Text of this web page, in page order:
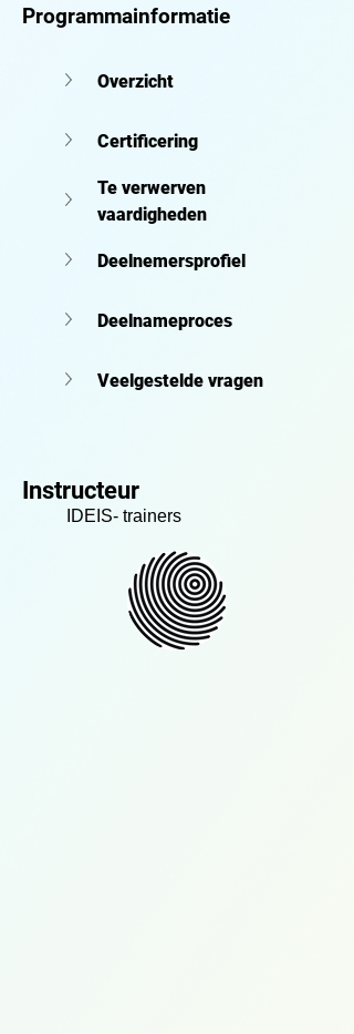
Programmainformatie
Overzicht
Certificering
Te verwerven
vaardigheden
Deelnemersprofiel
Deelnameproces
Veelgestelde vragen
Instructeur
IDEIS- trainers